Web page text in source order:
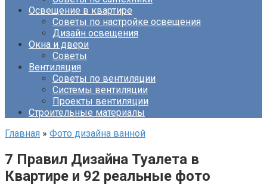
Освещение в квартире
Советы по настройке освещения
Дизайн освещения
Окна и двери
Советы
Вентиляция
Советы по вентиляции
Системы вентиляции
Проекты вентиляции
Строительные материалы
Главная » Фото дизайна ванной
7 Правил Дизайна Туалета в
Квартире и 92 реальные фото